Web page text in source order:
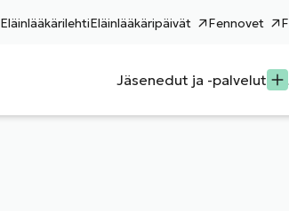
EläinlääkärilehtiEläinlääkäripäivät Fennovet
Jäsenedut ja -palvelut